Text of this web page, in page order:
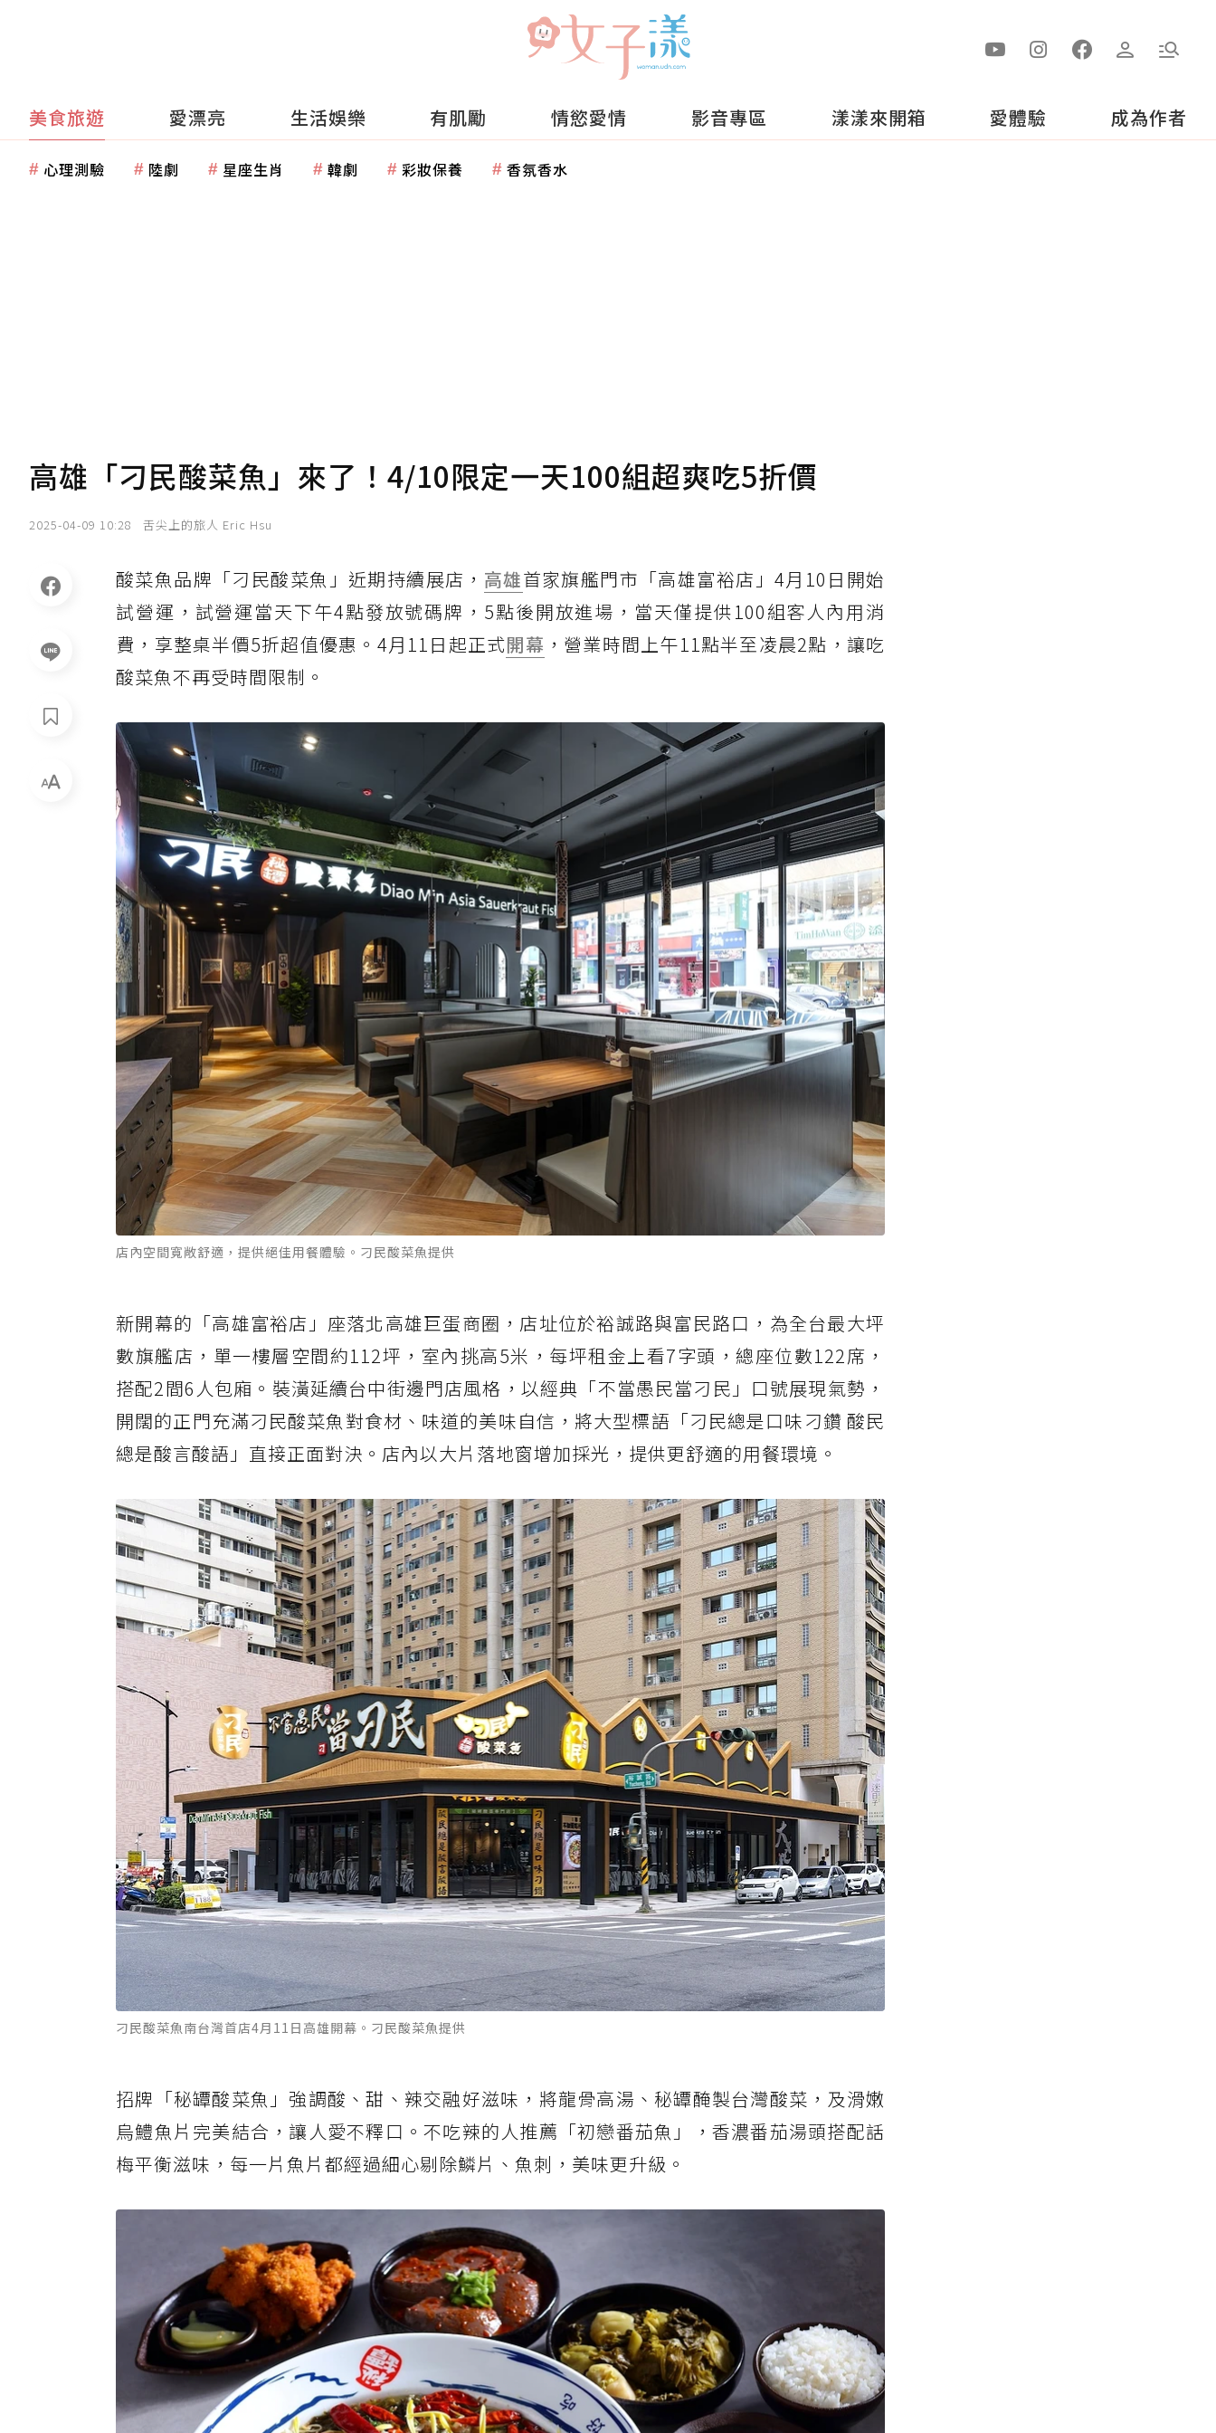
美食旅遊 愛漂亮 生活娛樂 有肌勵 情慾愛情 影音專區 漾漾來開箱 愛體驗 成為作者
心理測驗 陸劇 星座生肖 韓劇 彩妝保養 香氛香水
高雄「刁民酸菜魚」來了！4/10限定一天100組超爽吃5折價
2025-04-09 10:28 舌尖上的旅人 Eric Hsu
酸菜魚品牌「刁民酸菜魚」近期持續展店， 高雄首家旗艦門市「高雄富裕店」4月10日開始
試營運，試營運當天下午4點發放號碼牌，5點後開放進場，當天僅提供100組客人內用消
費，享整桌半價5折超值優惠。4月11日起正式開幕 ，營業時間上午11點半至凌晨2點，讓吃
酸菜魚不再受時間限制。
店內空間寬敞舒適，提供絕佳用餐體驗。刁民酸菜魚提供
新開幕的「高雄富裕店」座落北高雄巨蛋商圈，店址位於裕誠路與富民路口，為全台最大坪
數旗艦店，單一樓層空間約112坪，室內挑高5米，每坪租金上看7字頭，總座位數122席，
搭配2間6人包廂。裝潢延續台中街邊門店風格，以經典「不當愚民當刁民」口號展現氣勢，
開闊的正門充滿刁民酸菜魚對食材、味道的美味自信，將大型標語「刁民總是口味刁鑽 酸民
總是酸言酸語」直接正面對決。店內以大片落地窗增加採光，提供更舒適的用餐環境。
刁民酸菜魚南台灣首店4月11日高雄開幕。刁民酸菜魚提供
招牌「秘罈酸菜魚」強調酸、甜、辣交融好滋味，將龍骨高湯、秘罈醃製台灣酸菜，及滑嫩
烏鱧魚片完美結合，讓人愛不釋口。不吃辣的人推薦「初戀番茄魚」，香濃番茄湯頭搭配話
梅平衡滋味，每一片魚片都經過細心剔除鱗片、魚刺，美味更升級。